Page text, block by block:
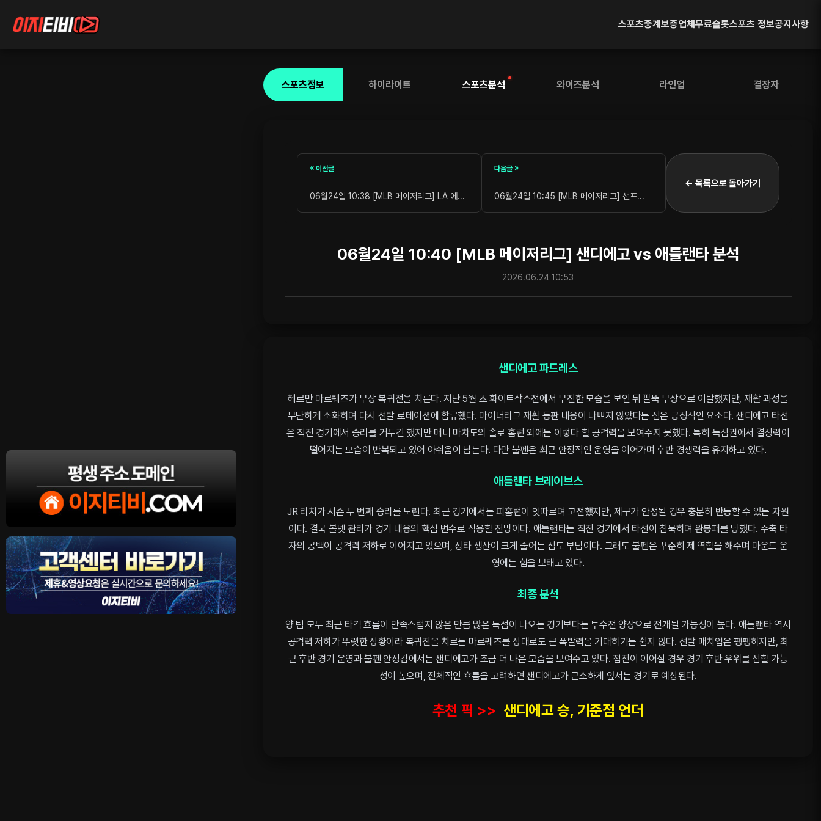
스포츠중계 보증업체 무료슬롯스포츠 정보공지사항
스포츠정보 하이라이트 스포츠분석 와이즈분석 라인업 결장자
« 이전글
06월24일 10:38 [MLB 메이저리그] LA 에...
다음글 »
06월24일 10:45 [MLB 메이저리그] 샌프...
← 목록으로 돌아가기
06월24일 10:40 [MLB 메이저리그] 샌디에고 vs 애틀랜타 분석
2026.06.24 10:53
샌디에고 파드레스
헤르만 마르퀘즈가 부상 복귀전을 치른다. 지난 5월 초 화이트삭스전에서 부진한 모습을 보인 뒤 팔뚝 부상으로 이탈했지만, 재활 과정을
무난하게 소화하며 다시 선발 로테이션에 합류했다. 마이너리그 재활 등판 내용이 나쁘지 않았다는 점은 긍정적인 요소다. 샌디에고 타선
은 직전 경기에서 승리를 거두긴 했지만 매니 마차도의 솔로 홈런 외에는 이렇다 할 공격력을 보여주지 못했다. 특히 득점권에서 결정력이
떨어지는 모습이 반복되고 있어 아쉬움이 남는다. 다만 불펜은 최근 안정적인 운영을 이어가며 후반 경쟁력을 유지하고 있다.
애틀랜타 브레이브스
JR 리치가 시즌 두 번째 승리를 노린다. 최근 경기에서는 피홈런이 잇따르며 고전했지만, 제구가 안정될 경우 충분히 반등할 수 있는 자원
이다. 결국 볼넷 관리가 경기 내용의 핵심 변수로 작용할 전망이다. 애틀랜타는 직전 경기에서 타선이 침묵하며 완봉패를 당했다. 주축 타
자의 공백이 공격력 저하로 이어지고 있으며, 장타 생산이 크게 줄어든 점도 부담이다. 그래도 불펜은 꾸준히 제 역할을 해주며 마운드 운
영에는 힘을 보태고 있다.
최종 분석
양 팀 모두 최근 타격 흐름이 만족스럽지 않은 만큼 많은 득점이 나오는 경기보다는 투수전 양상으로 전개될 가능성이 높다. 애틀랜타 역시
공격력 저하가 뚜렷한 상황이라 복귀전을 치르는 마르퀘즈를 상대로도 큰 폭발력을 기대하기는 쉽지 않다. 선발 매치업은 팽팽하지만, 최
근 후반 경기 운영과 불펜 안정감에서는 샌디에고가 조금 더 나은 모습을 보여주고 있다. 접전이 이어질 경우 경기 후반 우위를 점할 가능
성이 높으며, 전체적인 흐름을 고려하면 샌디에고가 근소하게 앞서는 경기로 예상된다.
추천 픽 >> 샌디에고 승, 기준점 언더